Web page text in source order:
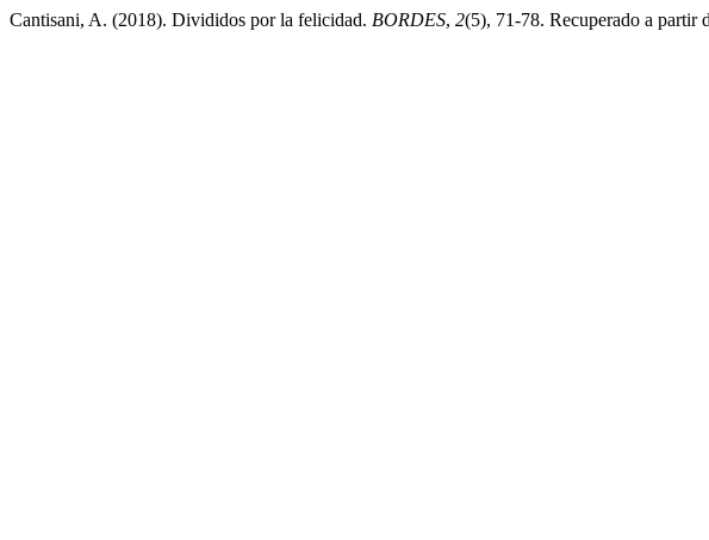
Cantisani, A. (2018). Divididos por la felicidad. BORDES, 2(5), 71-78. Recuperado a partir